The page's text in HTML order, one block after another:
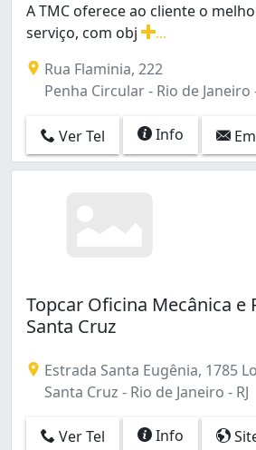
A TMC oferece ao cliente o
serviço, com obj
Rua Flaminia, 222
Penha Circular - Rio de Janeiro
Ver Tel Info
Topcar Oficina Mecânica e
Santa Cruz
Estrada Santa Eugênia, 1785
Santa Cruz - Rio de Janeiro - RJ
Ver Tel Info